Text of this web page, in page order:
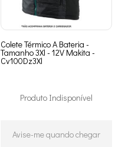
Colete Térmico A Bateria -
Tamanho 3Xl - 12V Makita -
Cv100Dz3Xl
Produto Indisponível
Avise-me quando chegar